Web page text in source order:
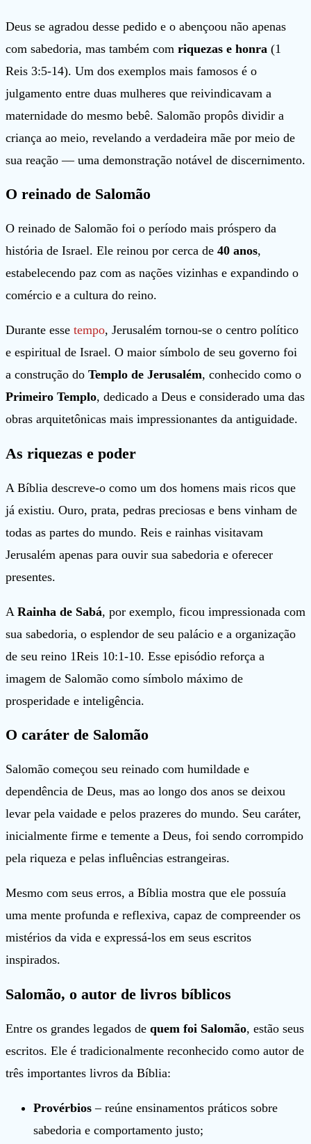
Deus se agradou desse pedido e o abençoou não apenas
com sabedoria, mas também com riquezas e honra (1
Reis 3:5-14). Um dos exemplos mais famosos é o
julgamento entre duas mulheres que reivindicavam a
maternidade do mesmo bebê. Salomão propôs dividir a
criança ao meio, revelando a verdadeira mãe por meio de
sua reação — uma demonstração notável de discernimento.
O reinado de Salomão
O reinado de Salomão foi o período mais próspero da
história de Israel. Ele reinou por cerca de 40 anos,
estabelecendo paz com as nações vizinhas e expandindo o
comércio e a cultura do reino.
Durante esse tempo, Jerusalém tornou-se o centro político
e espiritual de Israel. O maior símbolo de seu governo foi
a construção do Templo de Jerusalém, conhecido como o
Primeiro Templo, dedicado a Deus e considerado uma das
obras arquitetônicas mais impressionantes da antiguidade.
As riquezas e poder
A Bíblia descreve-o como um dos homens mais ricos que
já existiu. Ouro, prata, pedras preciosas e bens vinham de
todas as partes do mundo. Reis e rainhas visitavam
Jerusalém apenas para ouvir sua sabedoria e oferecer
presentes.
A Rainha de Sabá, por exemplo, ficou impressionada com
sua sabedoria, o esplendor de seu palácio e a organização
de seu reino 1Reis 10:1-10. Esse episódio reforça a
imagem de Salomão como símbolo máximo de
prosperidade e inteligência.
O caráter de Salomão
Salomão começou seu reinado com humildade e
dependência de Deus, mas ao longo dos anos se deixou
levar pela vaidade e pelos prazeres do mundo. Seu caráter,
inicialmente firme e temente a Deus, foi sendo corrompido
pela riqueza e pelas influências estrangeiras.
Mesmo com seus erros, a Bíblia mostra que ele possuía
uma mente profunda e reflexiva, capaz de compreender os
mistérios da vida e expressá-los em seus escritos
inspirados.
Salomão, o autor de livros bíblicos
Entre os grandes legados de quem foi Salomão, estão seus
escritos. Ele é tradicionalmente reconhecido como autor de
três importantes livros da Bíblia:
Provérbios – reúne ensinamentos práticos sobre
sabedoria e comportamento justo;